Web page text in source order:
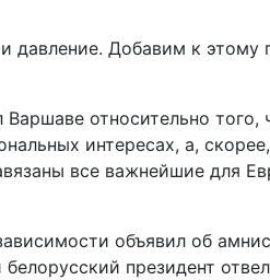
давление. Добавим к
относительно
интересах, а,
все важнейшие для
объявил об
президент